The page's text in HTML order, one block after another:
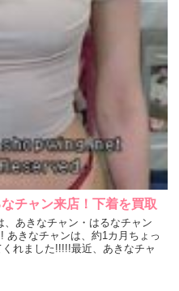
チャン来店！下着を買取
あきなチャン・はるなチャン
あきなチャンは、約1カ月ちょっ
れました!!!!!最近、あきなチャ